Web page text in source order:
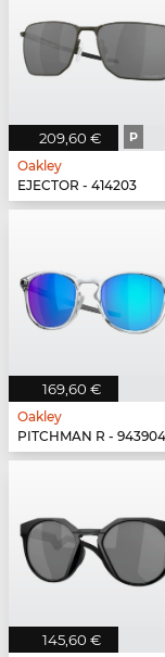
209,60 € P
Oakley
EJECTOR - 414203
169,60 €
Oakley
PITCHMAN R - 943904
145,60 €